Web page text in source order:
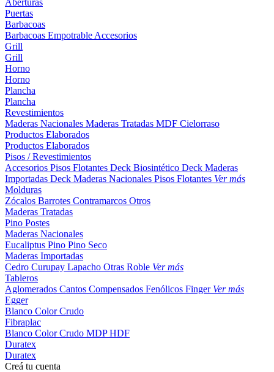
Aberturas
Puertas
Barbacoas
Barbacoas Empotrable Accesorios
Grill
Grill
Horno
Horno
Plancha
Plancha
Revestimientos
Maderas Nacionales Maderas Tratadas MDF Cielorraso
Productos Elaborados
Productos Elaborados
Pisos / Revestimientos
Accesorios Pisos Flotantes Deck Biosintético Deck Maderas
Importadas Deck Maderas Nacionales Pisos Flotantes Ver más
Molduras
Zócalos Barrotes Contramarcos Otros
Maderas Tratadas
Pino Postes
Maderas Nacionales
Eucaliptus Pino Pino Seco
Maderas Importadas
Cedro Curupay Lapacho Otras Roble Ver más
Tableros
Aglomerados Cantos Compensados Fenólicos Finger Ver más
Egger
Blanco ColorCrudo
Fibraplac
Blanco ColorCrudo MDPHDF
Duratex
Duratex
Creá tu cuenta